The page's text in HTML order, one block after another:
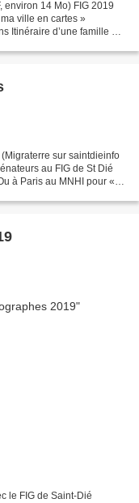
environ 14 Mo) FIG 2019
ville en cartes »
Itinéraire d’une famille de
sur saintdieinfo
au FIG de St Dié
à Paris au MNHI pour «
le FIG de Saint-Dié